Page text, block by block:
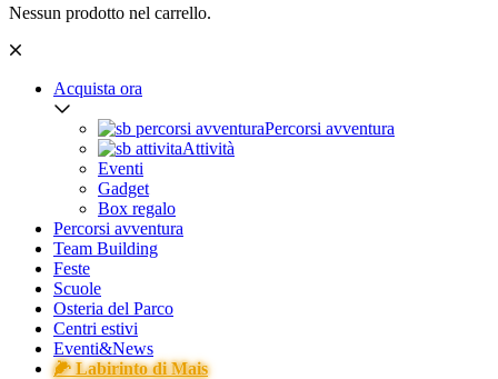
Nessun prodotto nel carrello.
Acquista ora
Percorsi avventura
Attività
Eventi
Gadget
Box regalo
Percorsi avventura
Team Building
Feste
Scuole
Osteria del Parco
Centri estivi
Eventi&News
🌽 Labirinto di Mais